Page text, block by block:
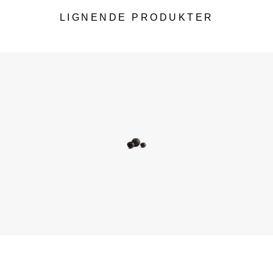
LIGNENDE PRODUKTER